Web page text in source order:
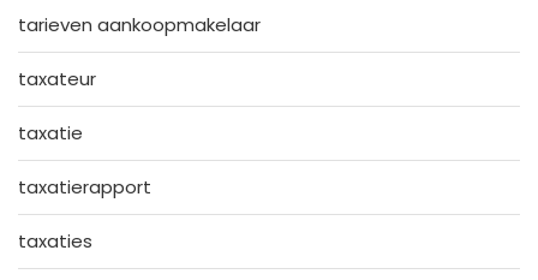
tarieven aankoopmakelaar
taxateur
taxatie
taxatierapport
taxaties